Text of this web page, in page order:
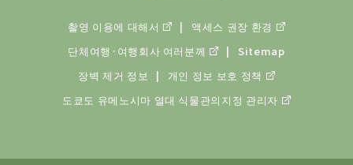
촬영 이용에 대해서
액세스 권장 환경
단체여행·여행회사 여러분께
Sitemap
장벽 제거 정보
개인 정보 보호 정책
도쿄도 유메노시마 열대 식물관의 지정 관리자